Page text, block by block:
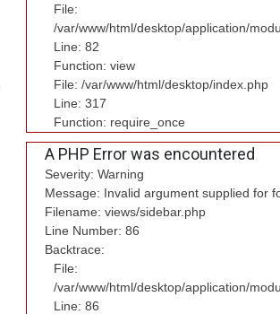
File:
/var/www/html/desktop/application/
Line: 82
Function: view
File: /var/www/html/desktop/index.php
Line: 317
Function: require_once
A PHP Error was encountered
Severity: Warning
Message: Invalid argument supplied for
Filename: views/sidebar.php
Line Number: 86
Backtrace:
File:
/var/www/html/desktop/application/
Line: 86